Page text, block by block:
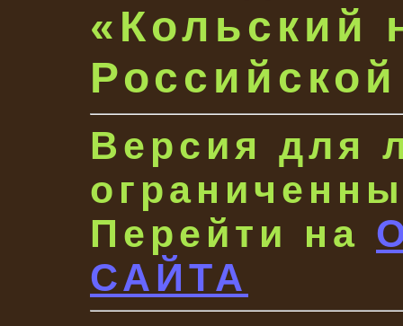
«Кольский
Версия для
Перейти на
САЙТА